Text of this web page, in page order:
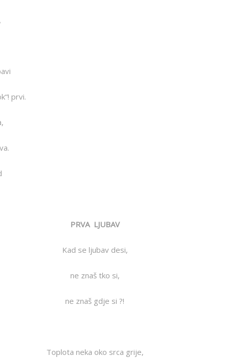
prvi.
PRVA LJUBAV
Kad se ljubav desi,
ne znaš tko si,
ne znaš gdje si ?!
Toplota neka oko srca grije,